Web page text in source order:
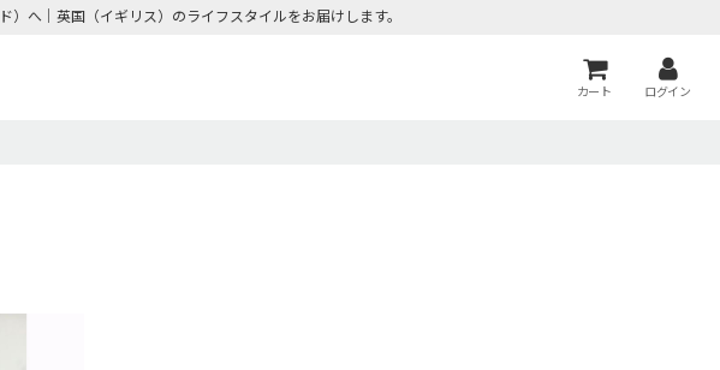
へ｜英国（イギリス）のライフスタイルをお届けします。
カート ログイン